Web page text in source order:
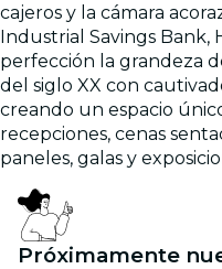
cajeros y la cámara
Industrial Savings Bank,
perfección la grandeza
del siglo XX con
creando un espacio
recepciones, cenas
paneles, galas y
Próximamente